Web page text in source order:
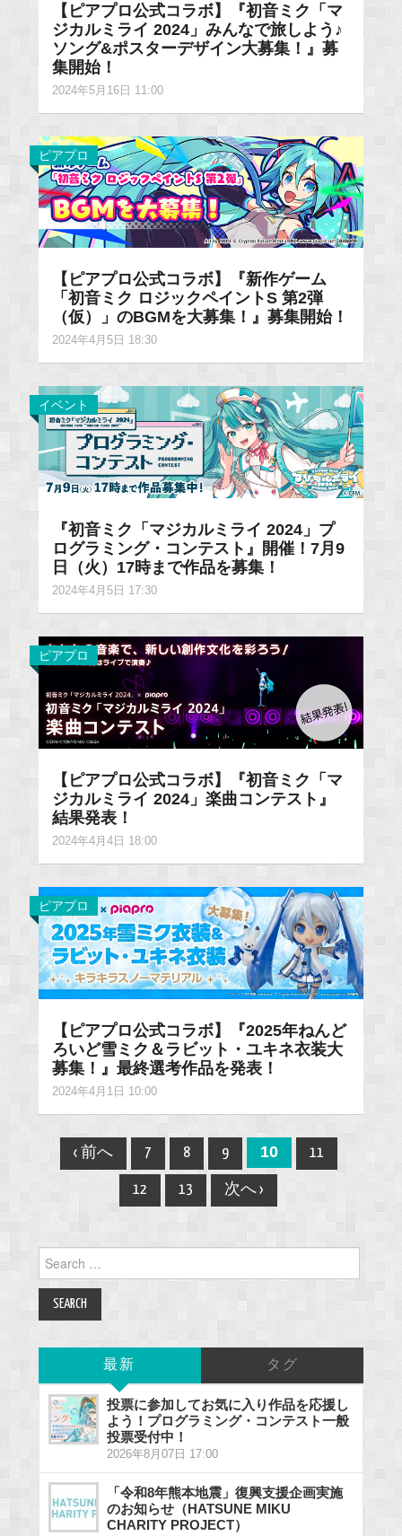
【ピアプロ公式コラボ】『初音ミク「マ
ジカルミライ 2024」みんなで旅しよう♪
ソング&ポスターデザイン大募集！』募
集開始！
2024年5月16日 11:00
ピアプロ
【ピアプロ公式コラボ】『新作ゲーム
「初音ミク ロジックペイントS 第2弾
（仮）」のBGMを大募集！』募集開始！
2024年4月5日 18:30
イベント
『初音ミク「マジカルミライ 2024」プ
ログラミング・コンテスト』開催！7月9
日（火）17時まで作品を募集！
2024年4月5日 17:30
ピアプロ
【ピアプロ公式コラボ】『初音ミク「マ
ジカルミライ 2024」楽曲コンテスト』
結果発表！
2024年4月4日 18:00
ピアプロ
【ピアプロ公式コラボ】『2025年ねんど
ろいど雪ミク＆ラビット・ユキネ衣装大
募集！』最終選考作品を発表！
2024年4月1日 10:00
Post
navigation
‹ 前へ 7 8 9 10 11
12 13 次へ ›
for:
最新 タグ
投票に参加してお気に入り作品を応援し
よう！プログラミング・コンテスト一般
投票受付中！
2026年8月07日 17:00
「令和8年熊本地震」復興支援企画実施
のお知らせ（HATSUNE MIKU
CHARITY PROJECT）